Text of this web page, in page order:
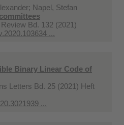
Napel, Stefan
Bd. 132 (2021)
...
Binary Linear Code of
Letters Bd. 25 (2021) Heft
...